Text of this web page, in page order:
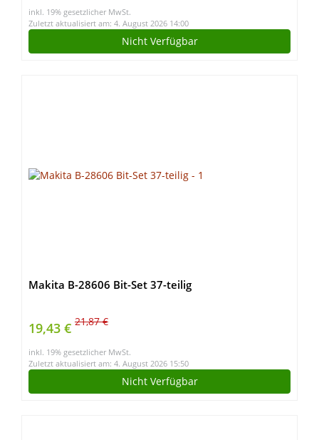
inkl. 19% gesetzlicher MwSt.
Zuletzt aktualisiert am: 4. August 2026 14:00
Nicht Verfügbar
Makita B-28606 Bit-Set 37-teilig
19,43 € 21,87 €
inkl. 19% gesetzlicher MwSt.
Zuletzt aktualisiert am: 4. August 2026 15:50
Nicht Verfügbar